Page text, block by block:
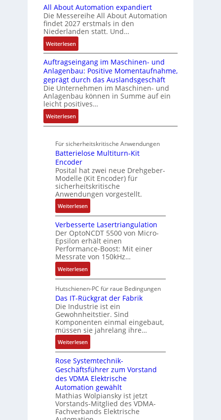
n
d
s
b
e
r
w
a
u
g
t
e
m
e
R
e
i
f
e
g
r
a
d
M
L
3
f
ü
s
i
c
h
e
r
e
E
n
t
w
i
c
k
l
u
n
g
e
S
t
e
u
e
r
u
n
g
o
n
v
o
n
A
G
u
n
d
R
o
o
t
i
k
t
S
t
r
u
k
t
u
r
i
s
2
0
3
6
f
e
h
l
e
n
4
,
M
i
l
l
i
o
n
e
n
A
r
b
e
i
t
s
k
r
ä
f
t
e
All About Automation expandiert
Die Messereihe All About Automation
findet 2027 erstmals in den
Niederlanden statt. Und…
Weiterlesen:
A
l
l
A
b
o
u
t
A
t
o
m
a
t
i
n
x
p
a
n
d
i
e
r
t
Auftragseingang im Maschinen- und
Anlagenbau: Positive Momentaufnahme,
geprägt durch das Auslandsgeschäft
Die Unternehmen im Maschinen- und
Anlagenbau können in Summe auf ein
leicht positives…
Weiterlesen:
A
f
t
r
a
g
s
e
i
n
g
a
n
g
i
m
s
c
h
i
n
e
n
-
u
n
d
A
n
Für sicherheitskritische Anwendungen
Batterielose Multiturn-Kit
Encoder
Posital hat zwei neue Drehgeber-
Modelle (Kit Encoder) für
sicherheitskritische
Anwendungen vorgestellt.
Weiterlesen:
B
a
t
t
e
r
i
e
l
o
s
e
M
u
l
i
t
u
r
n
-
Verbesserte Lasertriangulation
Der OptoNCDT 5500 von Micro-
Epsilon erhält einen
Performance-Boost: Mit einer
Messrate von 150kHz…
Weiterlesen:
V
e
r
b
e
s
s
e
r
t
e
L
a
s
e
r
Hutschienen-PC für raue Bedingungen
Das IT-Rückgrat der Fabrik
Die Industrie ist ein
Gewohnheitstier. Sind
Komponenten einmal eingebaut,
müssen sie jahrelang ihre…
Weiterlesen:
D
a
s
I
T
-
R
ü
Rose Systemtechnik-
Geschäftsführer zum Vorstand
des VDMA Elektrische
Automation gewählt
Mathias Wolpiansky ist jetzt
Vorstands-Mitglied des VDMA-
Fachverbands Elektrische